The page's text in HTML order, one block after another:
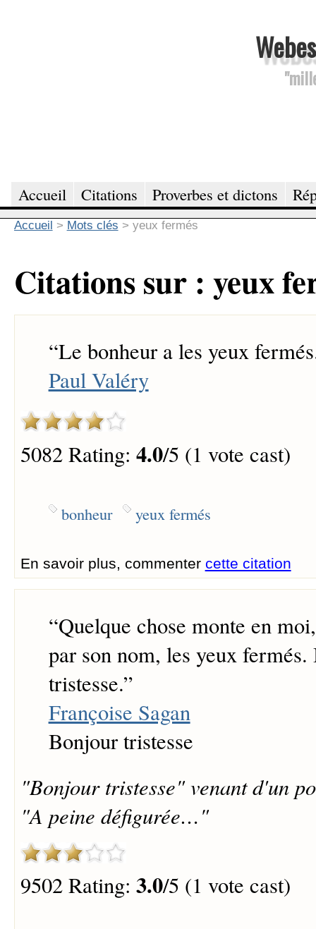
Accueil Citations Proverbes et dictons
Accueil > Mots clés > yeux fermés
Citations sur : yeux
“Le bonheur a les yeux
Paul Valéry
5082 Rating: 4.0/5 (1 vote cast)
bonheur yeux fermés
En savoir plus, commenter cette citation
“Quelque chose monte en
par son nom, les yeux
tristesse.”
Françoise Sagan
Bonjour tristesse
"Bonjour tristesse" venant d'un
"A peine défigurée…"
9502 Rating: 3.0/5 (1 vote cast)